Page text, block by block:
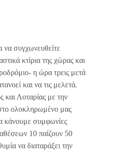
να συγχωνευθείτε
κτίρια της χώρας και
η ώρα τρεις μετά
και να τις μελετά.
και Λοταρίας με την
ολοκληρωμένο μας
κάνουμε συμφωνίες
10 παίζουν 50
να διαταράξει την